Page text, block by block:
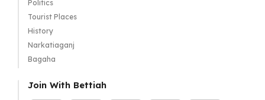
Politics
Tourist Places
History
Narkatiaganj
Bagaha
Join With Bettiah